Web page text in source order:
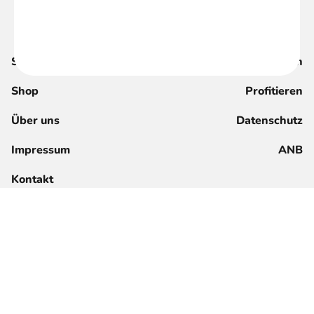
Suche
Magazin
Shop
Profitieren
Über uns
Datenschutz
Impressum
ANB
Kontakt